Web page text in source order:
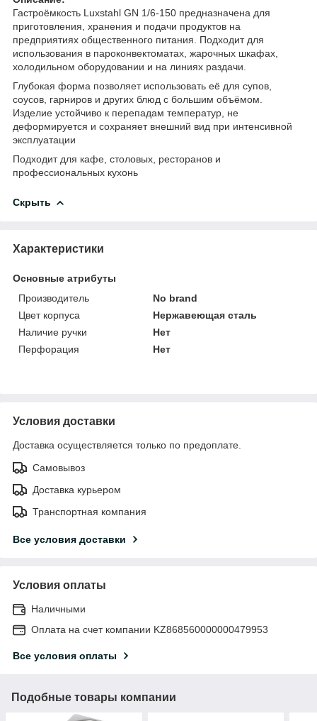
Гастроёмкость Luxstahl GN 1/6-150 предназначена для
приготовления, хранения и подачи продуктов на
предприятиях общественного питания. Подходит для
использования в пароконвектоматах, жарочных шкафах,
холодильном оборудовании и на линиях раздачи.
Глубокая форма позволяет использовать её для супов,
соусов, гарниров и других блюд с большим объёмом.
Изделие устойчиво к перепадам температур, не
деформируется и сохраняет внешний вид при интенсивной
эксплуатации
Подходит для кафе, столовых, ресторанов и
профессиональных кухонь
Скрыть
Характеристики
Основные атрибуты
Производитель
No brand
Цвет корпуса
Нержавеющая сталь
Наличие ручки
Нет
Перфорация
Нет
Условия доставки
Доставка осуществляется только по предоплате.
Самовывоз
Доставка курьером
Транспортная компания
Все условия доставки
Условия оплаты
Наличными
Оплата на счет компании KZ868560000000479953
Все условия оплаты
Подобные товары компании